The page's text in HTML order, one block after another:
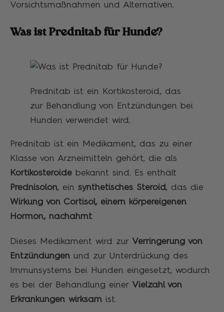
Vorsichtsmaßnahmen und Alternativen.
Was ist Prednitab für Hunde?
Prednitab ist ein Kortikosteroid, das
zur Behandlung von Entzündungen bei
Hunden verwendet wird.
Prednitab ist ein Medikament, das zu einer
Klasse von Arzneimitteln gehört, die als
Kortikosteroide bekannt sind. Es enthält
Prednisolon, einsynthetisches Steroid, das die
Wirkung von Cortisol, einem körpereigenen
Hormon, nachahmt.
Dieses Medikament wird zur Verringerung von
Entzündungen und zur Unterdrückung des
Immunsystems bei Hunden eingesetzt, wodurch
es bei der Behandlung einer Vielzahl von
Erkrankungen wirksam ist.